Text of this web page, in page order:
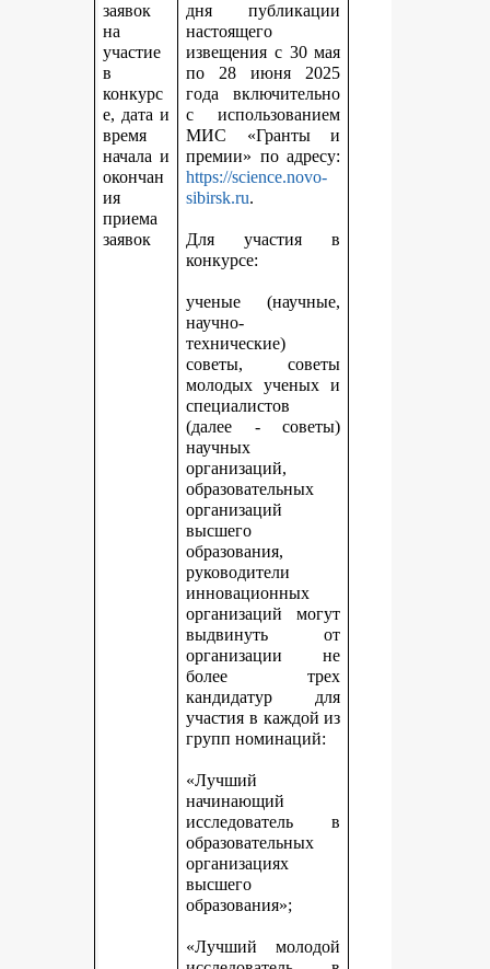
заявок
на
участие
в
конкурс
е, дата и
время
начала и
окончан
ия
приема
заявок
дня публикации
настоящего
извещения с 30 мая
по 28 июня 2025
года включительно
с использованием
МИС «Гранты и
премии» по адресу:
https://science.novo-
sibirsk.ru.
Для участия в
конкурсе:
ученые (научные,
научно-
технические)
советы, советы
молодых ученых и
специалистов
(далее - советы)
научных
организаций,
образовательных
организаций
высшего
образования,
руководители
инновационных
организаций могут
выдвинуть от
организации не
более трех
кандидатур для
участия в каждой из
групп номинаций:
«Лучший
начинающий
исследователь в
образовательных
организациях
высшего
образования»;
«Лучший молодой